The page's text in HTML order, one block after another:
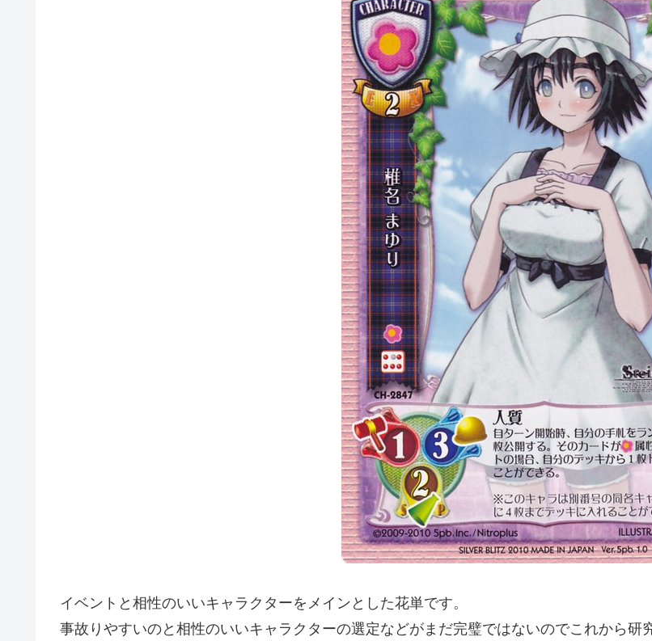
イベントと相性のいいキャラクターをメインとした花単です。
事故りやすいのと相性のいいキャラクターの選定などがまだ完璧ではないのでこれから研